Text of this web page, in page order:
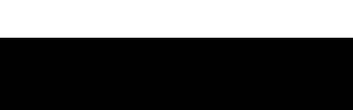
ravnoteži i pravilnom držanju tela.